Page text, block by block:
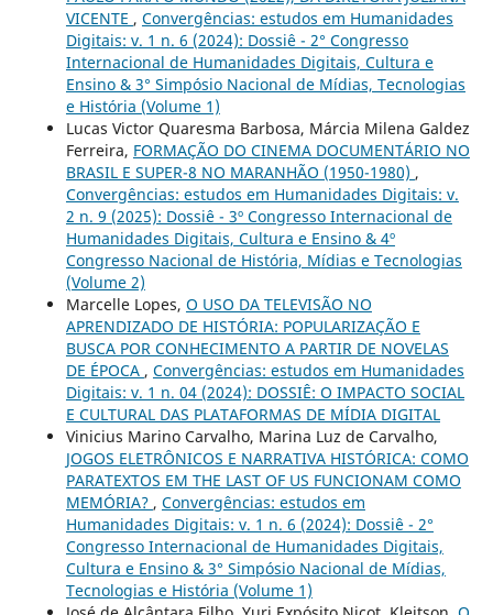
VICENTE , Convergências: estudos em Humanidades
Digitais: v. 1 n. 6 (2024): Dossiê - 2° Congresso
Internacional de Humanidades Digitais, Cultura e
Ensino & 3° Simpósio Nacional de Mídias, Tecnologias
e História (Volume 1)
Lucas Victor Quaresma Barbosa, Márcia Milena Galdez
Ferreira, FORMAÇÃO DO CINEMA DOCUMENTÁRIO NO
BRASIL E SUPER-8 NO MARANHÃO (1950-1980) ,
Convergências: estudos em Humanidades Digitais: v.
2 n. 9 (2025): Dossiê - 3º Congresso Internacional de
Humanidades Digitais, Cultura e Ensino & 4º
Congresso Nacional de História, Mídias e Tecnologias
(Volume 2)
Marcelle Lopes, O USO DA TELEVISÃO NO
APRENDIZADO DE HISTÓRIA: POPULARIZAÇÃO E
BUSCA POR CONHECIMENTO A PARTIR DE NOVELAS
DE ÉPOCA , Convergências: estudos em Humanidades
Digitais: v. 1 n. 04 (2024): DOSSIÊ: O IMPACTO SOCIAL
E CULTURAL DAS PLATAFORMAS DE MÍDIA DIGITAL
Vinicius Marino Carvalho, Marina Luz de Carvalho,
JOGOS ELETRÔNICOS E NARRATIVA HISTÓRICA: COMO
PARATEXTOS EM THE LAST OF US FUNCIONAM COMO
MEMÓRIA? , Convergências: estudos em
Humanidades Digitais: v. 1 n. 6 (2024): Dossiê - 2°
Congresso Internacional de Humanidades Digitais,
Cultura e Ensino & 3° Simpósio Nacional de Mídias,
Tecnologias e História (Volume 1)